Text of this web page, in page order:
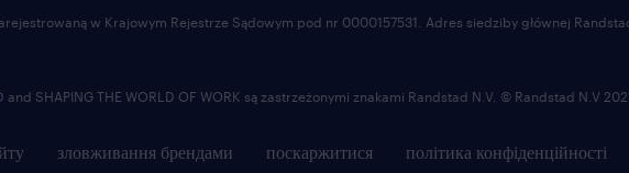
зловживання брендами поскаржитися політика конфіденційності
w Krajowym Rejestrze Sądowym pod nr 0000157531. Adres siedziby głównej
and SHAPING THE WORLD OF WORK są zastrzeżonymi znakami Randstad N.V. © Randstad N.V